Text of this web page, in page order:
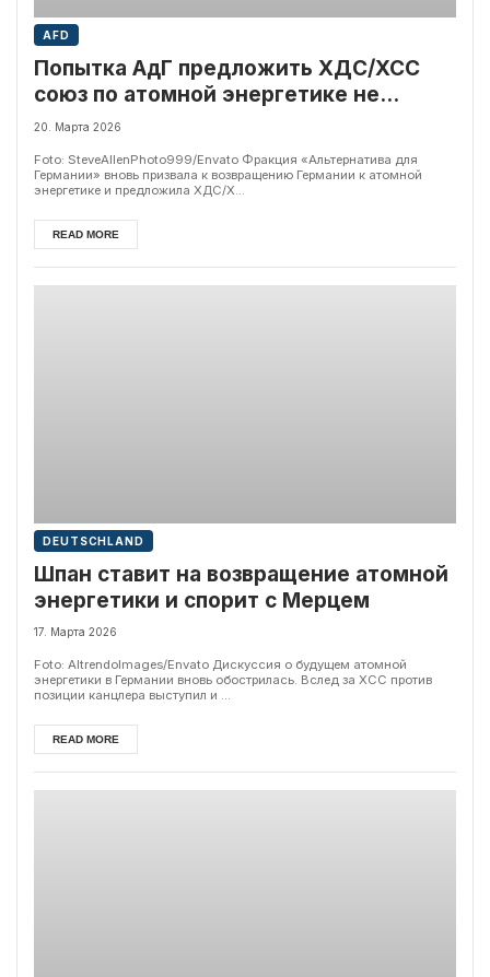
AFD
Попытка АдГ предложить ХДС/ХСС
союз по атомной энергетике не
получила поддержки в Бундестаге
20. Марта 2026
Foto: SteveAllenPhoto999/Envato Фракция «Альтернатива для
Германии» вновь призвала к возвращению Германии к атомной
энергетике и предложила ХДС/Х...
READ MORE
DEUTSCHLAND
Шпан ставит на возвращение атомной
энергетики и спорит с Мерцем
17. Марта 2026
Foto: AltrendoImages/Envato Дискуссия о будущем атомной
энергетики в Германии вновь обострилась. Вслед за ХСС против
позиции канцлера выступил и ...
READ MORE